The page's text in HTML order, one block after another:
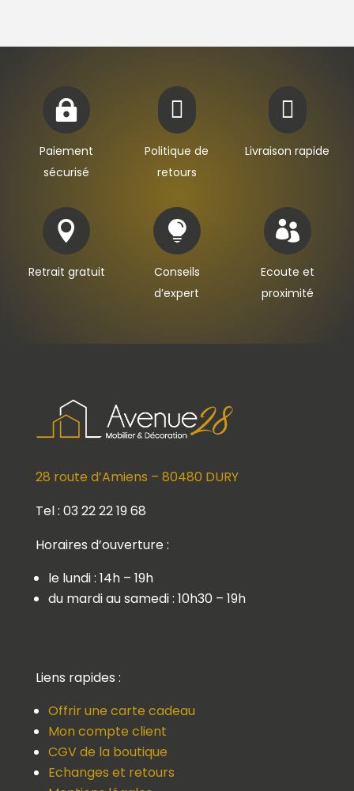

Paiement
sécurisé

Politique de
retours

Livraison rapide

Retrait gratuit

Conseils
d’expert

Ecoute et
proximité
28 route d’Amiens – 80480 DURY
Tel : 03 22 22 19 68
Horaires d’ouverture :
le lundi : 14h – 19h
du mardi au samedi : 10h30 – 19h
Liens rapides :
Offrir une carte cadeau
Mon compte client
CGV de la boutique
Echanges et retours